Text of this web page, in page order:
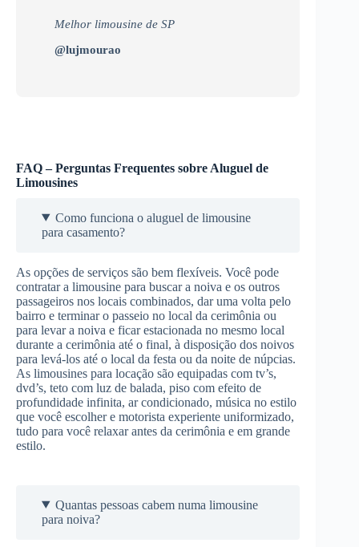
Melhor limousine de SP
@lujmourao
FAQ – Perguntas Frequentes sobre Aluguel de
Limousines
Como funciona o aluguel de limousine
para casamento?
As opções de serviços são bem flexíveis. Você pode
contratar a limousine para buscar a noiva e os outros
passageiros nos locais combinados, dar uma volta pelo
bairro e terminar o passeio no local da cerimônia ou
para levar a noiva e ficar estacionada no mesmo local
durante a cerimônia até o final, à disposição dos noivos
para levá-los até o local da festa ou da noite de núpcias.
As limousines para locação são equipadas com tv’s,
dvd’s, teto com luz de balada, piso com efeito de
profundidade infinita, ar condicionado, música no estilo
que você escolher e motorista experiente uniformizado,
tudo para você relaxar antes da cerimônia e em grande
estilo.
Quantas pessoas cabem numa limousine
para noiva?